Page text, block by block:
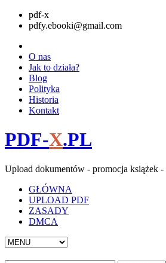
pdf-x
pdfy.ebooki@gmail.com
O nas
Jak to działa?
Blog
Polityka
Historia
Kontakt
PDF-X.PL
Upload dokumentów - promocja książek
GŁÓWNA
UPLOAD PDF
ZASADY
DMCA